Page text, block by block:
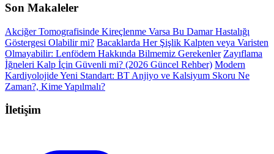
Son Makaleler
Akciğer Tomografisinde Kireçlenme Varsa Bu Damar Hastalığı
Göstergesi Olabilir mi? Bacaklarda Her Şişlik Kalpten veya Varisten
Olmayabilir: Lenfödem Hakkında Bilmemiz Gerekenler Zayıflama
İğneleri Kalp İçin Güvenli mi? (2026 Güncel Rehber) Modern
Kardiyolojide Yeni Standart: BT Anjiyo ve Kalsiyum Skoru Ne
Zaman?, Kime Yapılmalı?
İletişim